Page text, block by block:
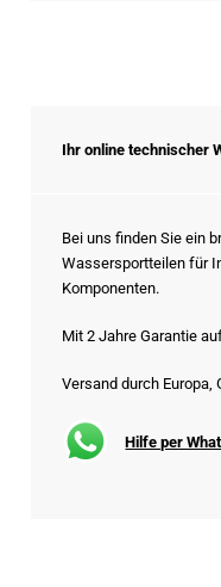
Ihr online technischer
Bei uns finden Sie ein
Wassersportteilen für
Komponenten.
Mit 2 Jahre Garantie
Versand durch Europa,
Hilfe per